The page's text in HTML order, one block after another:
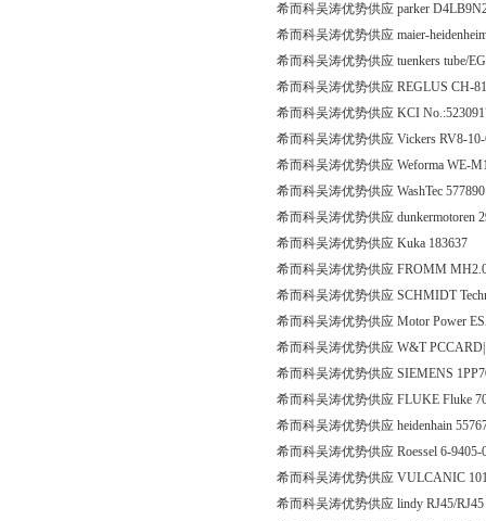
希而科吴涛优势供应 parker
希而科吴涛优势供应 maier-
希而科吴涛优势供应 tuenkers tube/
希而科吴涛优势供应 REGLUS CH-
希而科吴涛优势供应 KCI
希而科吴涛优势供应 Vickers RV8-
希而科吴涛优势供应 Weforma WE-
希而科吴涛优势供应 WashTec
希而科吴涛优势供应 dunkermotoren
希而科吴涛优势供应 Kuka 183637
希而科吴涛优势供应 FROMM
希而科吴涛优势供应 SCHMIDT
希而科吴涛优势供应 Motor Power
希而科吴涛优势供应 W&T
希而科吴涛优势供应 SIEMENS
希而科吴涛优势供应 FLUKE Fluke
希而科吴涛优势供应 heidenhain
希而科吴涛优势供应 Roessel 6-9405-
希而科吴涛优势供应 VULCANIC
希而科吴涛优势供应 lindy RJ45/RJ45